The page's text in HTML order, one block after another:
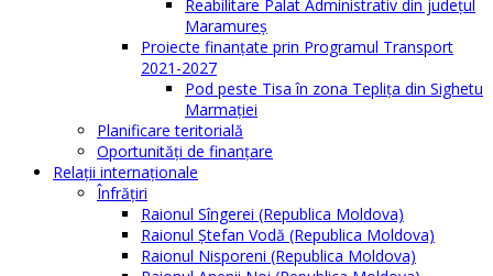
Reabilitare Palat Administrativ din județul
Maramureș
Proiecte finanțate prin Programul Transport
2021-2027
Pod peste Tisa în zona Teplița din Sighetu
Marmației
Planificare teritorială
Oportunităţi de finanţare
Relaţii internaţionale
Înfrăţiri
Raionul Sîngerei (Republica Moldova)
Raionul Ștefan Vodă (Republica Moldova)
Raionul Nisporeni (Republica Moldova)